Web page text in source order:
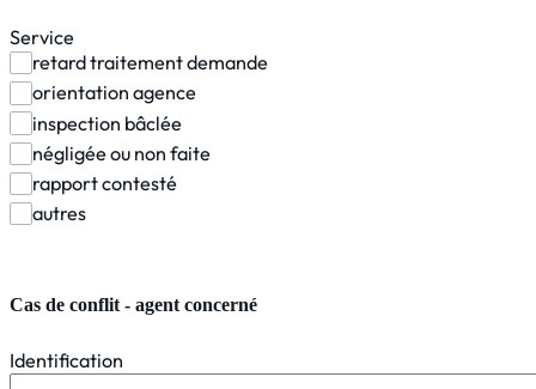
Service
retard traitement demande
orientation agence
inspection bâclée
négligée ou non faite
rapport contesté
autres
Cas de conflit - agent concerné
Identification